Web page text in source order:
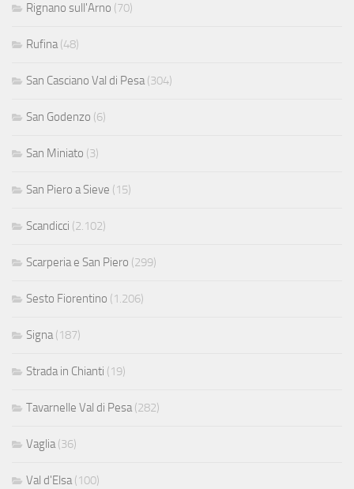
Rignano sull'Arno (70)
Rufina(48)
San Casciano Val di Pesa(304)
San Godenzo (6)
San Miniato (3)
San Piero a Sieve (15)
Scandicci (2.102)
Scarperia e San Piero (299)
Sesto Fiorentino (1.206)
Signa(187)
Strada in Chianti (19)
Tavarnelle Val di Pesa(282)
Vaglia(36)
Val d'Elsa(100)